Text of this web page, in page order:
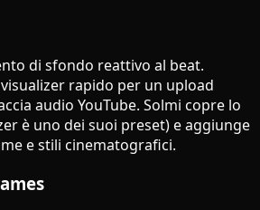
di sfondo reattivo al beat.
rapido per un upload
audio YouTube. Solmi copre lo
è uno dei suoi preset) e aggiunge
e stili cinematografici.